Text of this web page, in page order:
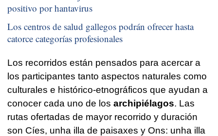
positivo por hantavirus
Los centros de salud gallegos podrán ofrecer hasta
catorce categorías profesionales
Los recorridos están pensados para acercar a
los participantes tanto aspectos naturales como
culturales e histórico-etnográficos que ayudan a
conocer cada uno de los archipiélagos. Las
rutas ofertadas de mayor recorrido y duración
son Cíes, unha illa de paisaxes y Ons: unha illa